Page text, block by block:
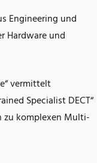
Engineering und
Hardware und
vermittelt
Specialist DECT“
zu komplexen Multi-